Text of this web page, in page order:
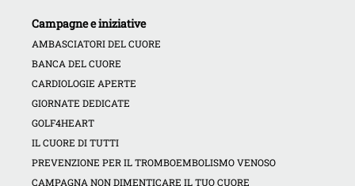
Campagne e iniziative
AMBASCIATORI DEL CUORE
BANCA DEL CUORE
CARDIOLOGIE APERTE
GIORNATE DEDICATE
GOLF4HEART
IL CUORE DI TUTTI
PREVENZIONE PER IL TROMBOEMBOLISMO VENOSO
CAMPAGNA NON DIMENTICARE IL TUO CUORE